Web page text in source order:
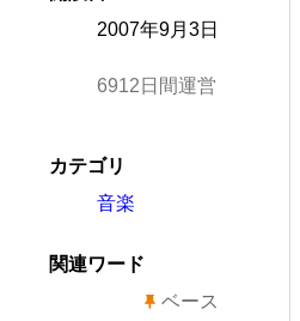
2007年9月3日
6912日間運営
カテゴリ
音楽
関連ワード
ベース